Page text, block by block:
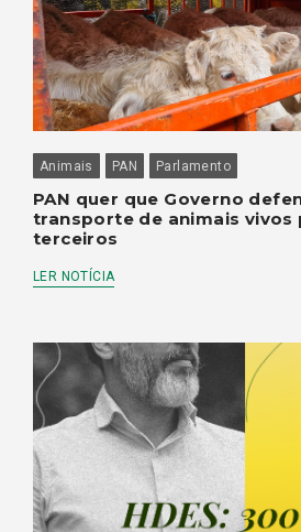
Animais PAN Parlamento
PAN quer que Governo
transporte de animais vivos
terceiros
LER NOTÍCIA